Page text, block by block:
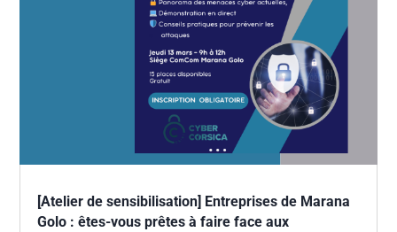
[Atelier de sensibilisation] Entreprises de Marana
Golo : êtes-vous prêtes à faire face aux